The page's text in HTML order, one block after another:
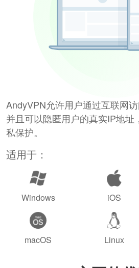
AndyVPN允许用户通过互联网
并且可以隐匿用户的真实IP地址
私保护。
适用于：
Windows iOS
macOS Linux